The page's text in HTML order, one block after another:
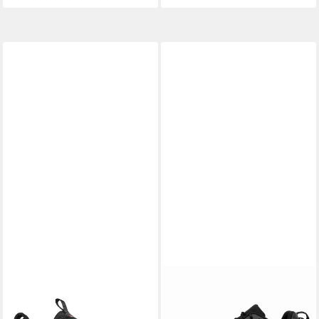
"RUSH" RED 360
Romulus low schwarz MIT